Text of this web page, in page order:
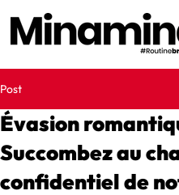
Post
Évasion
Succombez au
confidentiel de